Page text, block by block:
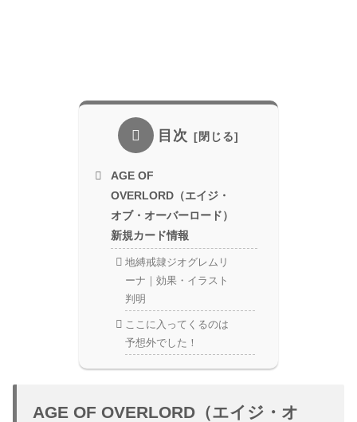
目次
AGE OF
OVERLORD（エイジ・
オブ・オーバーロード）
新規カード情報
地縛戒隷ジオグレムリ
ーナ｜効果・イラスト
判明
ここに入ってくるのは
予想外でした！
AGE OF OVERLORD（エイジ・オ